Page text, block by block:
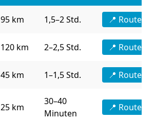
95 km 1,5–2 Std. 📍 Route
120 km 2–2,5 Std. 📍 Route
45 km 1–1,5 Std. 📍 Route
25 km
30–40
Minuten
📍 Route